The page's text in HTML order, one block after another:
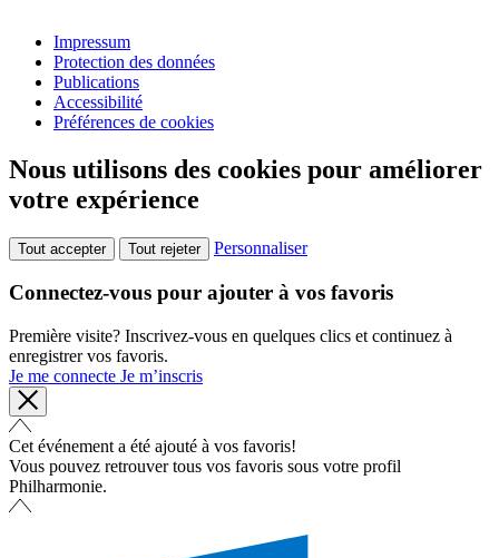
Impressum
Protection des données
Publications
Accessibilité
Préférences de cookies
Nous utilisons des cookies pour améliorer
votre expérience
Tout accepter Tout rejeter Personnaliser
Connectez-vous pour ajouter à vos favoris
Première visite? Inscrivez-vous en quelques clics et continuez à
enregistrer vos favoris.
Je me connecte Je m’inscris
Cet événement a été ajouté à vos favoris!
Vous pouvez retrouver tous vos favoris sous votre profil
Philharmonie.